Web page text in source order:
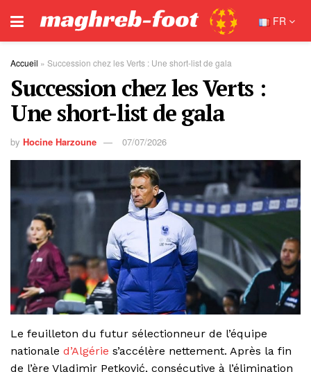
FR
Accueil » Succession chez les Verts : Une short-list de gala
Succession chez les Verts :
Une short-list de gala
by Hocine Harzoune 07/07/2026
Le feuilleton du futur sélectionneur de l’équipe
nationale d’Algérie s’accélère nettement. Après la fin
de l’ère Vladimir Petković, consécutive à l’élimination